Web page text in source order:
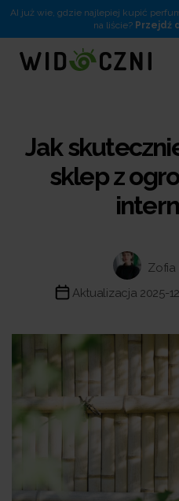
AI już wie, gdzie najlepiej kupić
na liście? Przejdź
Jak
sklep z
Zofia
Aktualizacja 2025-